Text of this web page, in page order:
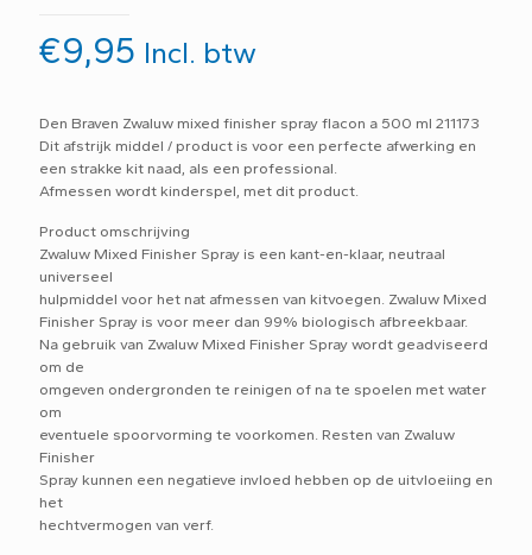
€9,95 Incl. btw
Den Braven Zwaluw mixed finisher spray flacon a 500 ml 211173
Dit afstrijk middel / product is voor een perfecte afwerking en
een strakke kit naad, als een professional.
Afmessen wordt kinderspel, met dit product.
Product omschrijving
Zwaluw Mixed Finisher Spray is een kant-en-klaar, neutraal
universeel
hulpmiddel voor het nat afmessen van kitvoegen. Zwaluw Mixed
Finisher Spray is voor meer dan 99% biologisch afbreekbaar.
Na gebruik van Zwaluw Mixed Finisher Spray wordt geadviseerd
om de
omgeven ondergronden te reinigen of na te spoelen met water
om
eventuele spoorvorming te voorkomen. Resten van Zwaluw
Finisher
Spray kunnen een negatieve invloed hebben op de uitvloeiing en
het
hechtvermogen van verf.